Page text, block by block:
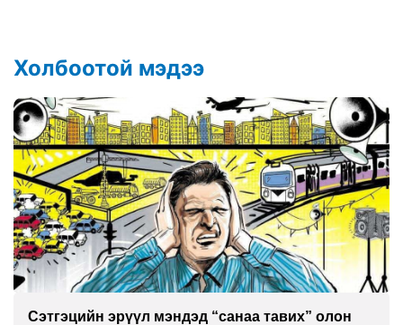
Холбоотой мэдээ
мэндэд “санаа тавих” олон
Улаан буудай